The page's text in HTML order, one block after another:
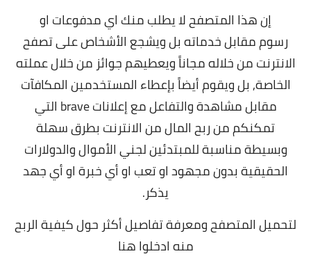
إن هذا المتصفح لا يطلب منك اي مدفوعات او
رسوممقابل خدماته بل ويشجع الأشخاص على تصفح
الانترنت من خلاله مجاناً ويعطيهم جوائز من خلال عملته
الخاصة,بل ويقوم أيضاً بإعطاء المستخدمين المكافآت
مقابل مشاهدة والتفاعل مع إعلانات brave التي
تمكنكم منربح المال من الانترنت بطرق سهلة
وبسيطةمناسبة للمبتدئين لجني الأموال والدولارات
الحقيقية بدون مجهود او تعب او أي خبرة او أي جهد
يذكر.
لتحميل المتصفح ومعرفة تفاصيل أكثر حول كيفية الربح
منهادخلوا هنا